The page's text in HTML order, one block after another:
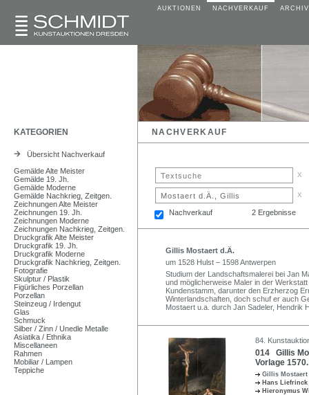
AUKTIONEN NACHVERKAUF ARCHIV
KATEGORIEN NACHVERKAUF
Übersicht Nachverkauf
Gemälde Alte Meister
Gemälde 19. Jh.
Gemälde Moderne
Gemälde Nachkrieg, Zeitgen.
Zeichnungen Alte Meister
Zeichnungen 19. Jh.
Zeichnungen Moderne
Zeichnungen Nachkrieg, Zeitgen.
Druckgrafik Alte Meister
Druckgrafik 19. Jh.
Druckgrafik Moderne
Druckgrafik Nachkrieg, Zeitgen.
Fotografie
Skulptur / Plastik
Figürliches Porzellan
Porzellan
Steinzeug / Irdengut
Glas
Schmuck
Silber / Zinn / Unedle Metalle
Asiatika / Ethnika
Miscellaneen
Rahmen
Mobiliar / Lampen
Teppiche
x
x
Nachverkauf 2 Ergebnisse
Gillis Mostaert d.Ä.
um 1528 Hulst – 1598 Antwerpen
Studium der Landschaftsmalerei bei Jan
und möglicherweise Maler in der
Kundenstamm, darunter den Erzherzog
Winterlandschaften, doch schuf er auch
Mostaert u.a. durch Jan Sadeler, Hendrik
84.
014 Gillis
Vorlage
Gillis
Hans Liefrinck
Hieronymus